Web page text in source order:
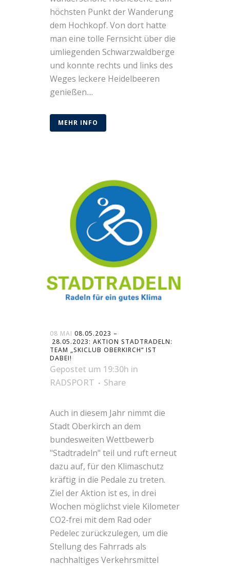
höchsten Punkt der Wanderung
dem Hochkopf. Von dort hatte
man eine tolle Fernsicht über die
umliegenden Schwarzwaldberge
und konnte rechts und links des
Weges leckere Heidelbeeren
genießen....
MEHR INFO
08 MAI 08.05.2023 –
28.05.2023: AKTION STADTRADELN:
TEAM „SKICLUB OBERKIRCH“ IST
DABEI!
Gepostet um 19:30h in
RADSPORT
Share
Auch in diesem Jahr nimmt die
Stadt Oberkirch an dem
bundesweiten Wettbewerb
"Stadtradeln" teil und ruft erneut
dazu auf, für den Klimaschutz
kräftig in die Pedale zu treten.
Ziel der Aktion ist es, in drei
Wochen möglichst viele Kilometer
CO2-frei mit dem Rad oder
Pedelec zurückzulegen, um die
Stellung des Fahrrads als
nachhaltiges Verkehrsmittel